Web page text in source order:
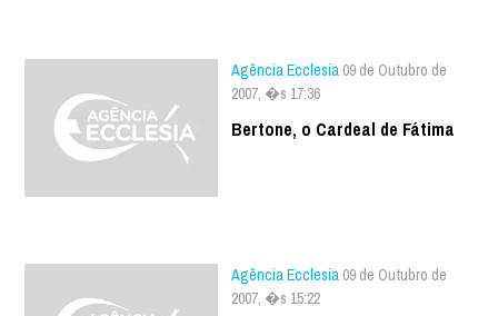
Agência Ecclesia 09 de Outubro de
2007, �s 17:36
Bertone, o Cardeal de Fátima
Agência Ecclesia 09 de Outubro de
2007, �s 15:22